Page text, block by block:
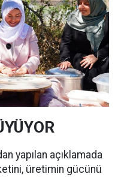
yapılan açıklamada
üretimin gücünü